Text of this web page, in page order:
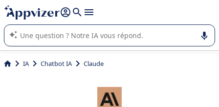
répondre (plusieurs lignes avec
L'IA de Appvizer vous guide dans l'utilisation ou la sélection de
logiciel SaaS en entreprise.
IA Chatbot IA Claude